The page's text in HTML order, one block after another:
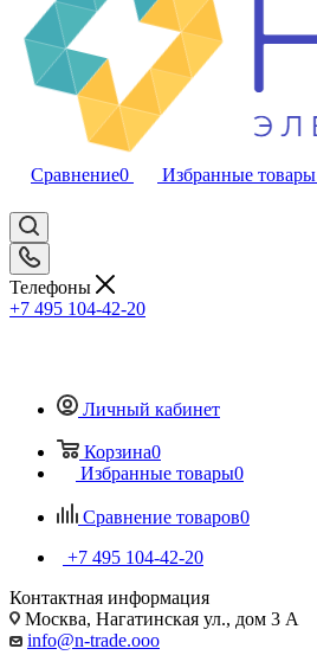
Сравнение0 Избранные товары
Телефоны
+7 495 104-42-20
Личный кабинет
Корзина0
Избранные товары0
Сравнение товаров0
+7 495 104-42-20
Контактная информация
Москва, Нагатинская ул., дом 3 А
info@n-trade.ooo